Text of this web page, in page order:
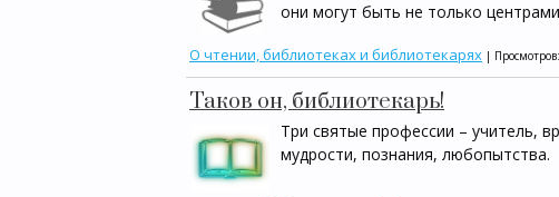
они могут быть не только
О чтении, библиотеках и библиотекарях |
Таков он, библиотекарь!
Три святые профессии – учитель,
мудрости, познания, любопытства.